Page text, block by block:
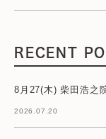
RECENT
8月27(木) 柴田浩之
2026.07.20